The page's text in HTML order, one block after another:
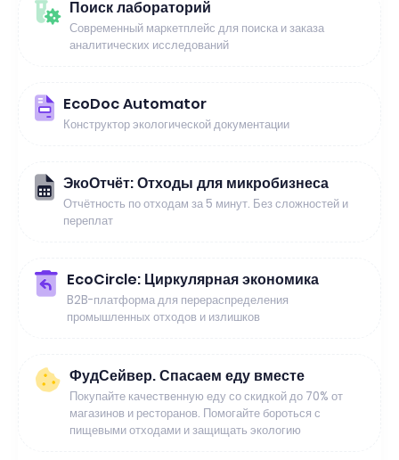
Поиск лабораторий
Современный маркетплейс для поиска и заказа
аналитических исследований
EcoDoc Automator
Конструктор экологической документации
ЭкоОтчёт: Отходы для микробизнеса
Отчётность по отходам за 5 минут. Без сложностей и
переплат
EcoCircle: Циркулярная экономика
B2B-платформа для перераспределения
промышленных отходов и излишков
ФудСейвер. Спасаем еду вместе
Покупайте качественную еду со скидкой до 70% от
магазинов и ресторанов. Помогайте бороться с
пищевыми отходами и защищать экологию